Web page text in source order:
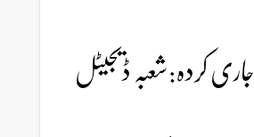
جاری کردہ:شعبہ ڈیجیٹل